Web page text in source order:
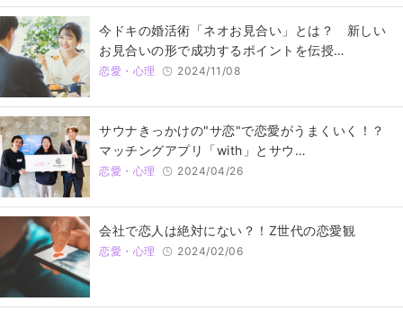
今ドキの婚活術「ネオお見合い」とは？ 新しい
お見合いの形で成功するポイントを伝授…
恋愛・心理 2024/11/08
サウナきっかけの"サ恋"で恋愛がうまくいく！？
マッチングアプリ「with」とサウ…
恋愛・心理 2024/04/26
会社で恋人は絶対にない？！Z世代の恋愛観
恋愛・心理 2024/02/06